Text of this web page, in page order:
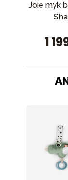
Joie myk
1